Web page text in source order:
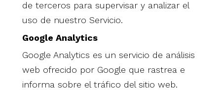
de terceros para supervisar y analizar el
uso de nuestro Servicio.
Google Analytics
Google Analytics es un servicio de análisis
web ofrecido por Google que rastrea e
informa sobre el tráfico del sitio web.